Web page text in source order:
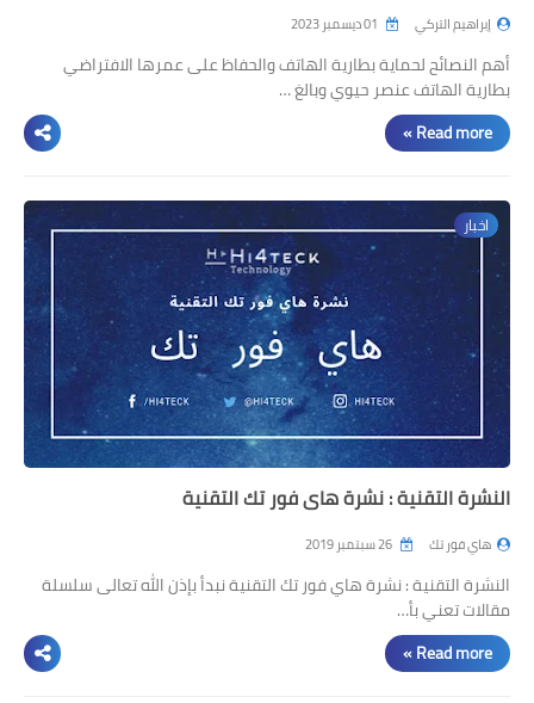
إبراهيم التركي
أهم النصائح لحماية بطارية الهاتف والحفاظ على عمرها الافتراضي
بطارية الهاتف عنصر حيوي وبالغ …
Read more »
اخبار
النشرة التقنية : نشرة هاي فور تك التقنية
هاي فور تك
النشرة التقنية : نشرة هاي فور تك التقنية نبدأ بإذن الله تعالى سلسلة
مقالات تعني بأ…
Read more »